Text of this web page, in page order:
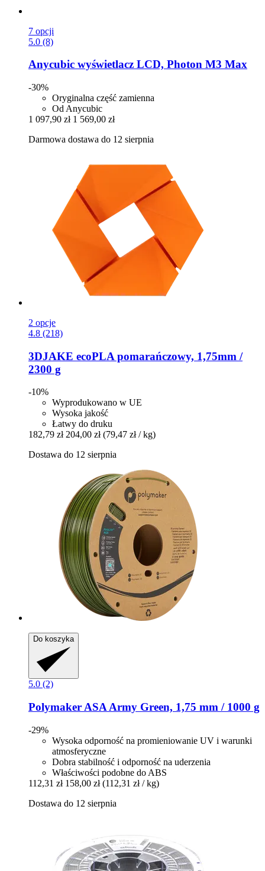
7 opcji
5.0 (8)
Anycubic wyświetlacz LCD, Photon M3 Max
-30%
Oryginalna część zamienna
Od Anycubic
1 097,90 zł 1 569,00 zł
Darmowa dostawa do 12 sierpnia
2 opcje
4.8 (218)
3DJAKE ecoPLA pomarańczowy, 1,75mm /
2300 g
-10%
Wyprodukowano w UE
Wysoka jakość
Łatwy do druku
182,79 zł 204,00 zł (79,47 zł / kg)
Dostawa do 12 sierpnia
Do koszyka
5.0 (2)
Polymaker ASA Army Green, 1,75 mm / 1000 g
-29%
Wysoka odporność na promieniowanie UV i warunki
atmosferyczne
Dobra stabilność i odporność na uderzenia
Właściwości podobne do ABS
112,31 zł 158,00 zł (112,31 zł / kg)
Dostawa do 12 sierpnia